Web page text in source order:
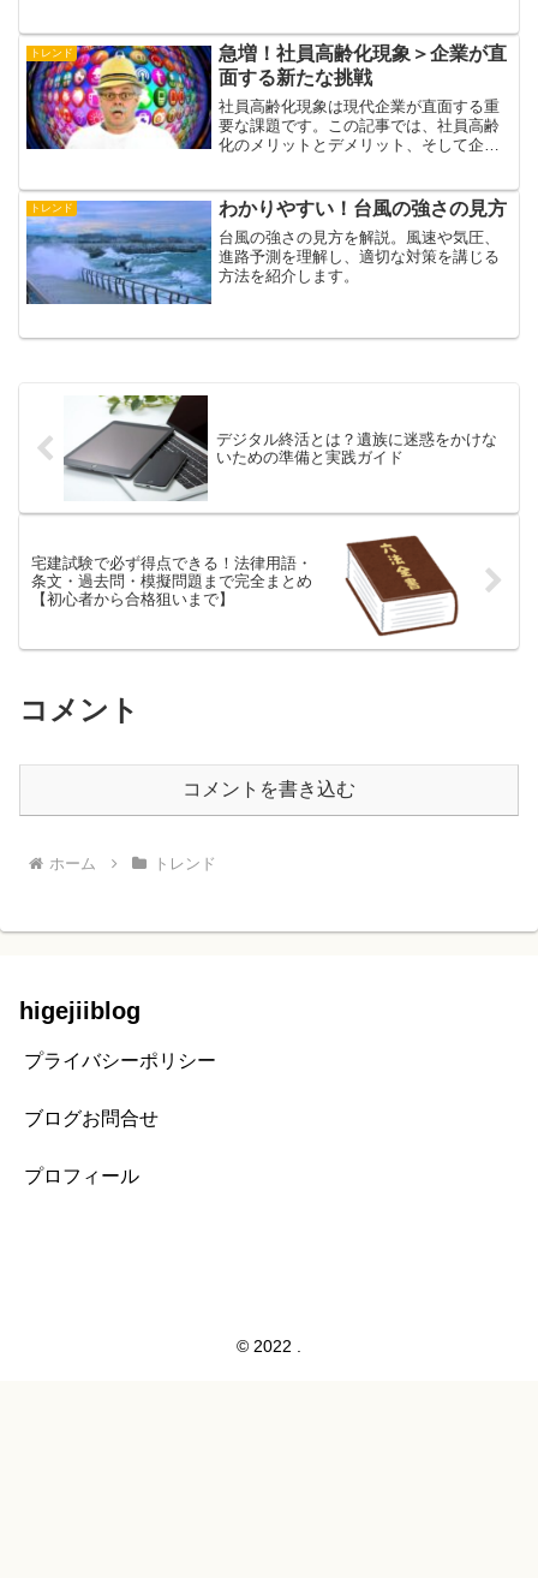
トレンド
急増！社員高齢化現象＞企業が直
面する新たな挑戦
社員高齢化現象は現代企業が直面する重
要な課題です。この記事では、社員高齢
化のメリットとデメリット、そして企業
理、メンタリング制度、フレキシブルな
労働時間、教育と研修などの視点から考
察します。
トレンド わかりやすい！台風の強さの見方
台風の強さの見方を解説。風速や気圧、
進路予測を理解し、適切な対策を講じる
方法を紹介します。
デジタル終活とは？遺族に迷惑をかけな
いための準備と実践ガイド
宅建試験で必ず得点できる！法律用語・
条文・過去問・模擬問題まで完全まとめ
【初心者から合格狙いまで】
コメント
コメントを書き込む
ホーム トレンド
higejiiblog
プライバシーポリシー
ブログお問合せ
プロフィール
© 2022 .